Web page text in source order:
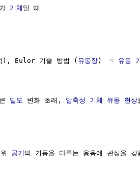
가 기체 일 때
), Euler 기술 방법 (유동장)  ☞ 유동
밀도 변화 초래, 압축성 기체 유동 현상
공기 의 거동을 다루는 응용에 관심을 갖